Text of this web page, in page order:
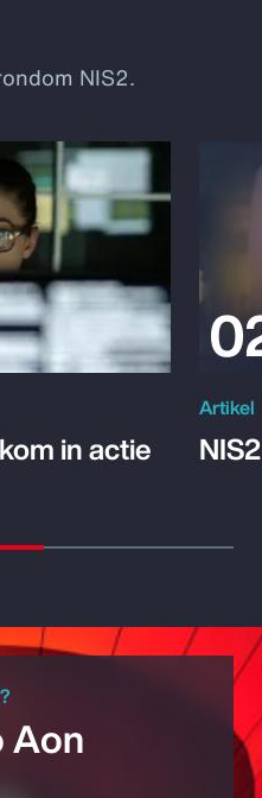
NIS2.
in actie
Artikel
Aon